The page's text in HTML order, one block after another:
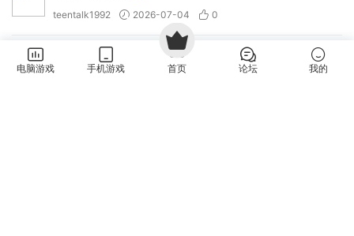
teentalk1992 2026-07-04 0
电脑游戏 手机游戏 首页 论坛 我的